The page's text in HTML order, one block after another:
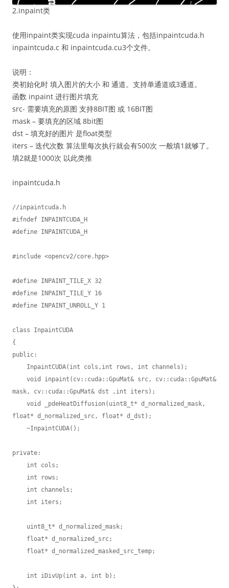
2.inpaint类
使用inpaint类实现cuda inpaintu算法，包括inpaintcuda.h
inpaintcuda.c 和 inpaintcuda.cu3个文件。
说明：
类初始化时 填入图片的大小 和 通道。支持单通道或3通道。
函数 inpaint 进行图片填充
src- 需要填充的原图 支持8BIT图 或 16BIT图
mask – 要填充的区域 8bit图
dst – 填充好的图片 是float类型
iters – 迭代次数 算法里每次执行就会有500次 一般填1就够了。
填2就是1000次 以此类推
inpaintcuda.h
//inpaintcuda.h
#ifndef INPAINTCUDA_H
#define INPAINTCUDA_H
#include <opencv2/core.hpp>
#define INPAINT_TILE_X 32
#define INPAINT_TILE_Y 16
#define INPAINT_UNROLL_Y 1
class InpaintCUDA
{
public:
mask, cv::cuda::GpuMat& dst ,int iters);
float* d_normalized_src, float* d_dst);
private: